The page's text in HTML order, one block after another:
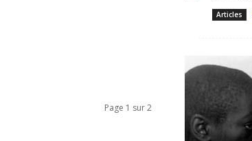
Page 1 sur 2
Articles